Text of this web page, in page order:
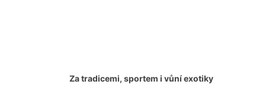
Za tradicemi, sportem i vůní exotiky